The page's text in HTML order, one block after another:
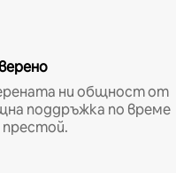
ни общност от
поддръжка по време
престой.